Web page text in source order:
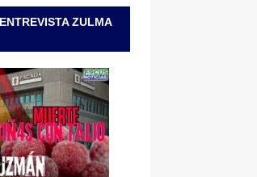
ZULMA